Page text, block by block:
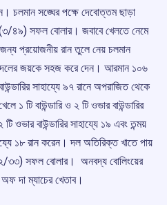
চলমান সঙ্ঘের পক্ষে দেবোত্তম ছাড়া
‌৪৯) সফল বোলার। জবাবে খেলতে নেমে
প্রয়োজনীয় রান তুলে নেয় চলমান
দলের জয়কে সহজ করে দেন। আরমান ১০৬
সাহায্যে‌‌ ৯৭ রানে অপরাজিত থেকে
১ টি বাউন্ডারি ও ২ টি ওভার বাউন্ডারির
ওভার বাউন্ডারির সাহায্যে ১৯ এবং তন্ময়
১৮ রান করেন। দল অতিরিক্ত খাতে পায়
‌৩৩) সফল বোলার। ‌ অনবদ্য বোলিংয়ের
দা ম্যাচের খেতাব।